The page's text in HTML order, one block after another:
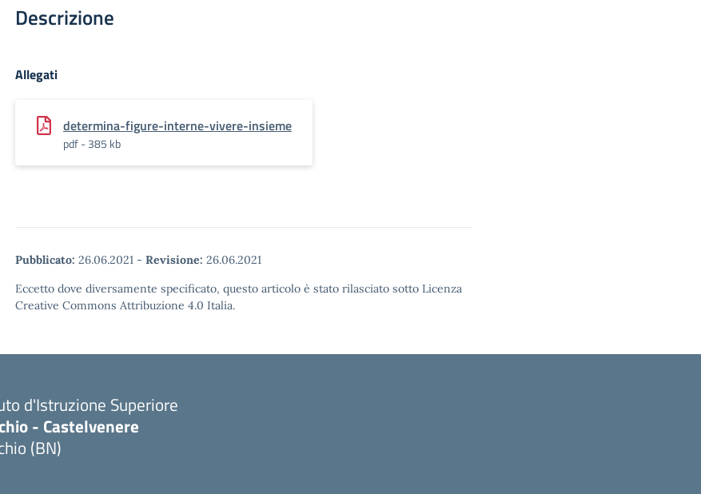
Descrizione
Allegati
determina-figure-interne-vivere-insieme
pdf - 385 kb
Pubblicato: 26.06.2021 - Revisione: 26.06.2021
Eccetto dove diversamente specificato, questo articolo è stato rilasciato sotto Licenza
Creative Commons Attribuzione 4.0 Italia.
d'Istruzione Superiore
- Castelvenere
(BN)